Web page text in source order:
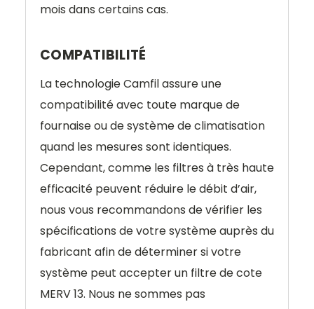
mois dans certains cas.
COMPATIBILITÉ
La technologie Camfil assure une
compatibilité avec toute marque de
fournaise ou de système de climatisation
quand les mesures sont identiques.
Cependant, comme les filtres à très haute
efficacité peuvent réduire le débit d’air,
nous vous recommandons de vérifier les
spécifications de votre système auprès du
fabricant afin de déterminer si votre
système peut accepter un filtre de cote
MERV 13. Nous ne sommes pas